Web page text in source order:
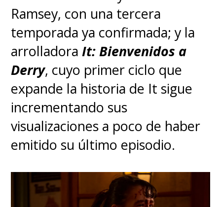
Ramsey, con una tercera
temporada ya confirmada; y la
arrolladoraIt: Bienvenidos a
Derry, cuyo primer ciclo que
expande la historia de It sigue
incrementando sus
visualizaciones a poco de haber
emitido su último episodio.